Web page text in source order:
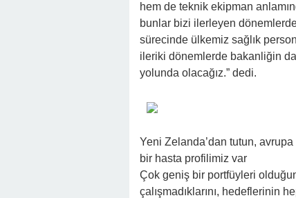
hem de teknik ekipman
bunlar bizi ilerleyen
sürecinde ülkemiz sağlık
ileriki dönemlerde bakanliğin
yolunda olacağız.” dedi.
Yeni Zelanda’dan tutun,
bir hasta profilimiz var
Çok geniş bir portfüyleri
çalışmadıklarını, hedeflerinin